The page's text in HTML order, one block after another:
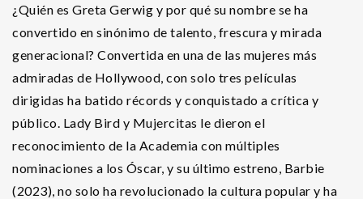
¿Quién es Greta Gerwig y por qué su nombre se ha
convertido en sinónimo de talento, frescura y mirada
generacional? Convertida en una de las mujeres más
admiradas de Hollywood, con solo tres películas
dirigidas ha batido récords y conquistado a crítica y
público. Lady Bird y Mujercitas le dieron el
reconocimiento de la Academia con múltiples
nominaciones a los Óscar, y su último estreno, Barbie
(2023), no solo ha revolucionado la cultura popular y ha